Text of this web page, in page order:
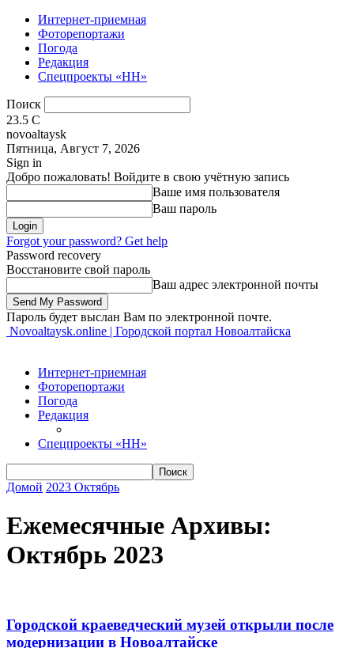
Интернет-приемная
Фоторепортажи
Погода
Редакция
Спецпроекты «НН»
Поиск
23.5 C
novoaltaysk
Пятница, Август 7, 2026
Sign in
Добро пожаловать! Войдите в свою учётную запись
Ваше имя пользователя
Ваш пароль
Forgot your password? Get help
Password recovery
Восстановите свой пароль
Ваш адрес электронной почты
Пароль будет выслан Вам по электронной почте.
Novoaltaysk.online | Городской портал Новоалтайска
Интернет-приемная
Фоторепортажи
Погода
Редакция
Спецпроекты «НН»
Домой 2023 Октябрь
Ежемесячные Архивы:
Октябрь 2023
Городской краеведческий музей открыли после
модернизации в Новоалтайске